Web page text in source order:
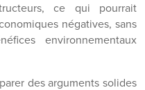
ce qui pourrait
négatives, sans
environnementaux
des arguments solides